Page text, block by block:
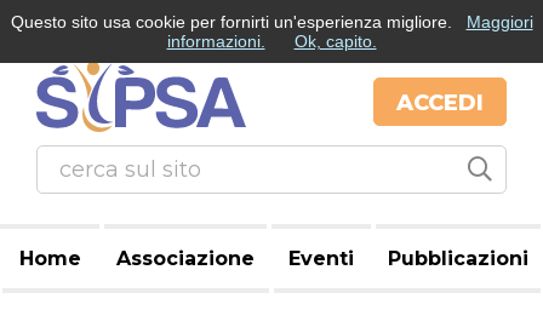
ACCEDI
Home Associazione Eventi Pubblicazioni
Questo sito usa cookie per fornirti un'esperienza migliore.
Maggiori
informazioni.
Ok, capito.